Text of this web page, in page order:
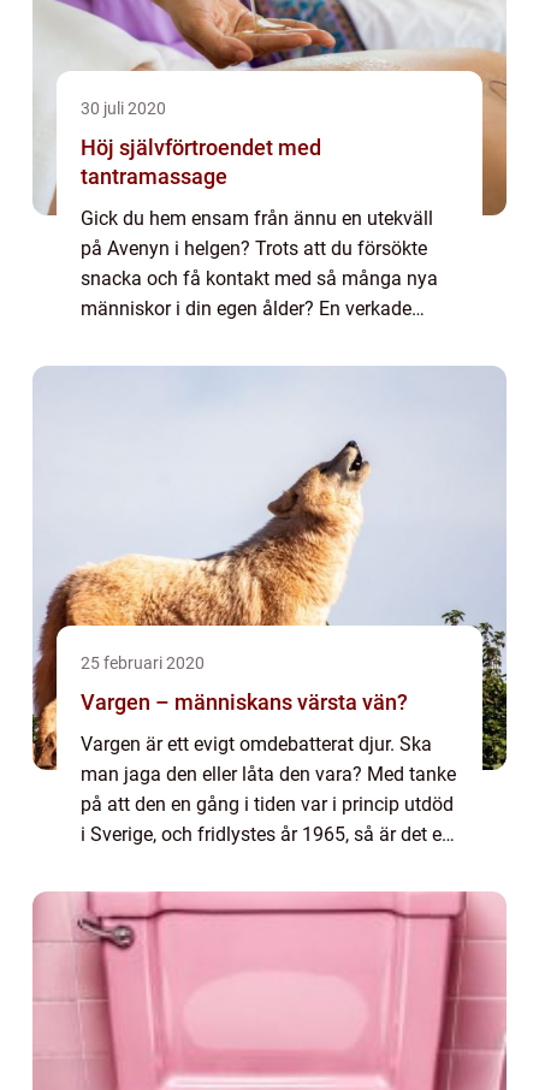
30 juli 2020
Höj självförtroendet med
tantramassage
Gick du hem ensam från ännu en utekväll
på Avenyn i helgen? Trots att du försökte
snacka och få kontakt med så många nya
människor i din egen ålder? En verkade
25 februari 2020
Vargen – människans värsta vän?
Vargen är ett evigt omdebatterat djur. Ska
man jaga den eller låta den vara? Med tanke
på att den en gång i tiden var i princip utdöd
i Sverige, och fridlystes år 1965, så är det en